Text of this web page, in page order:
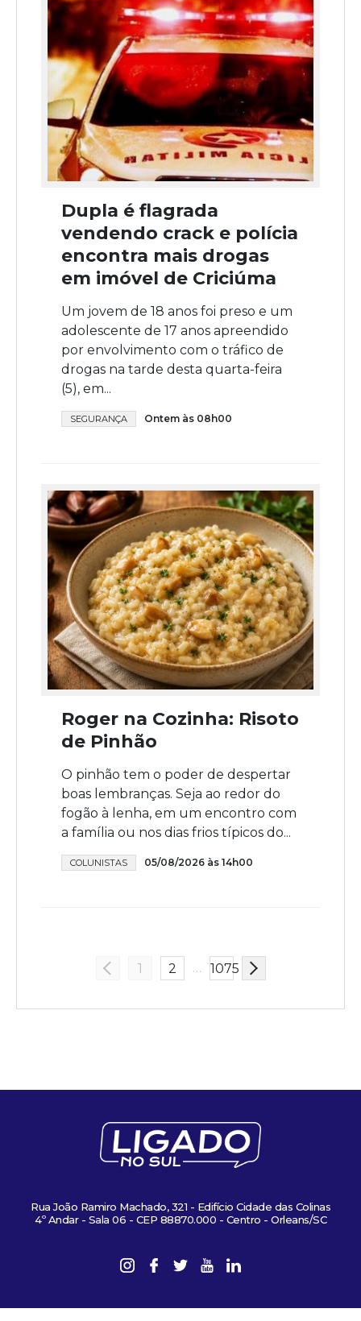
Dupla é flagrada
vendendo crack e polícia
encontra mais drogas
em imóvel de Criciúma
Um jovem de 18 anos foi preso e um
adolescente de 17 anos apreendido
por envolvimento com o tráfico de
drogas na tarde desta quarta-feira
(5), em...
SEGURANÇA Ontem às 08h00
Roger na Cozinha: Risoto
de Pinhão
O pinhão tem o poder de despertar
boas lembranças. Seja ao redor do
fogão à lenha, em um encontro com
a família ou nos dias frios típicos do...
COLUNISTAS 05/08/2026 às 14h00
1 2 … 1075
Rua João Ramiro Machado, 321 - Edifício Cidade das Colinas
4º Andar - Sala 06 - CEP 88870.000 - Centro - Orleans/SC